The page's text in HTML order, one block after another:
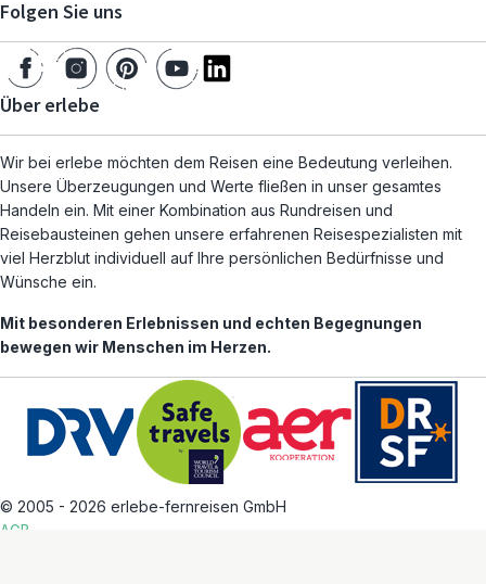
Folgen Sie uns
Über erlebe
Wir bei erlebe möchten dem Reisen eine Bedeutung verleihen.
Unsere Überzeugungen und Werte fließen in unser gesamtes
Handeln ein. Mit einer Kombination aus Rundreisen und
Reisebausteinen gehen unsere erfahrenen Reisespezialisten mit
viel Herzblut individuell auf Ihre persönlichen Bedürfnisse und
Wünsche ein.
Mit besonderen Erlebnissen und echten Begegnungen
bewegen wir Menschen im Herzen.
© 2005 - 2026 erlebe-fernreisen GmbH
AGB